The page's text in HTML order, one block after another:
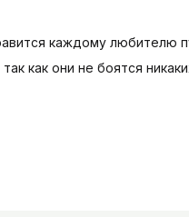
каждому любителю
как они не боятся